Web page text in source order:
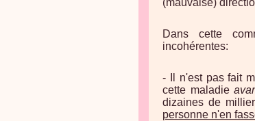
(mauvaise)
Dans cette
incohérentes:
- Il n'est pas fait
cette maladie
dizaines de
personne n'en